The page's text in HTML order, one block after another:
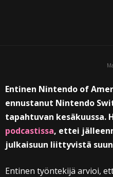
Entinen Nintendo of
ennustanut Nintendo
tapahtuvan kesäkuussa.
podcastissa, ettei
julkaisuun liittyvistä
Entinen työntekijä arvioi,